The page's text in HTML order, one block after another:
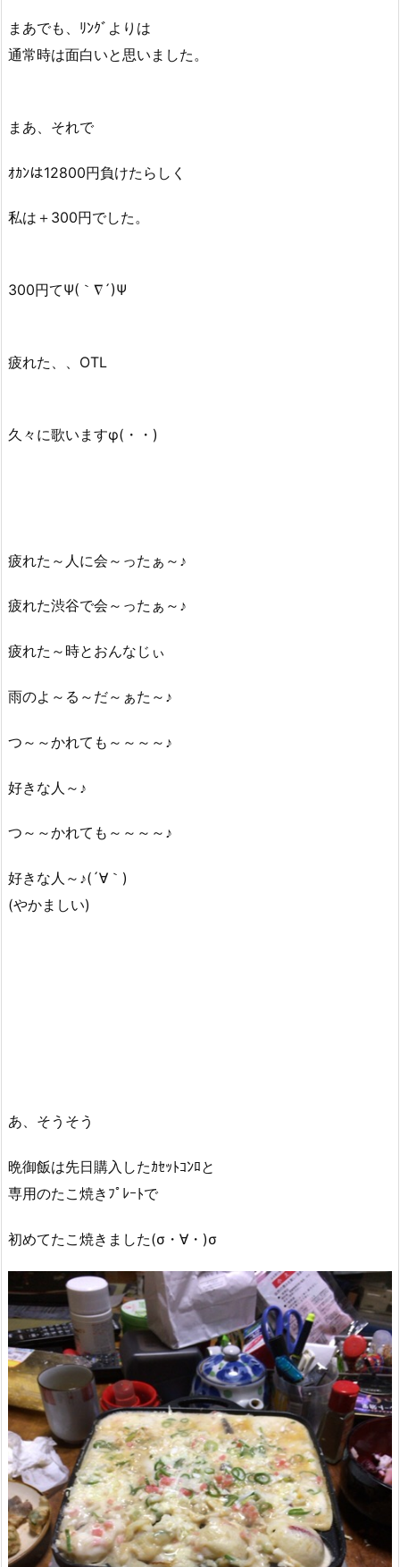
まあでも、ﾘﾝｸﾞよりは
通常時は面白いと思いました。
まあ、それで
ｵｶﾝは12800円負けたらしく
私は＋300円でした。
300円てΨ(｀∇´)Ψ
疲れた、、OTL
久々に歌いますφ(・・)
疲れた～人に会～ったぁ～♪
疲れた渋谷で会～ったぁ～♪
疲れた～時とおんなじぃ
雨のよ～る～だ～ぁた～♪
つ～～かれても～～～～♪
好きな人～♪
つ～～かれても～～～～♪
好きな人～♪(´∀｀)
(やかましい)
あ、そうそう
晩御飯は先日購入したｶｾｯﾄｺﾝﾛと
専用のたこ焼きﾌﾟﾚｰﾄで
初めてたこ焼きました(σ・∀・)σ